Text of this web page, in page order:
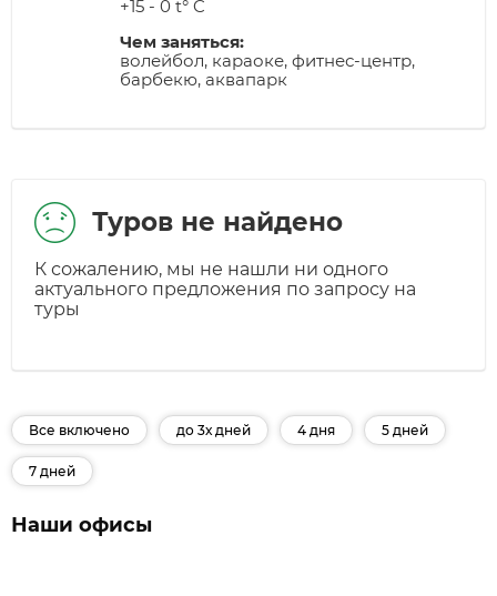
+15 - 0 t° C
Чем заняться:
волейбол, караоке, фитнес-центр,
барбекю, аквапарк
Туров не найдено
К сожалению, мы не нашли ни одного
актуального предложения по запросу на
туры
Все включено до 3х дней 4 дня 5 дней
7 дней
Наши офисы